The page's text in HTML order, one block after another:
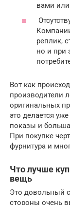
вами
реплик,
но и при
Вот как
производители
оригинальных
это делается
показы и
При покупке
фурнитура и
Что лучше
вещь
Это довольный
стороны очень